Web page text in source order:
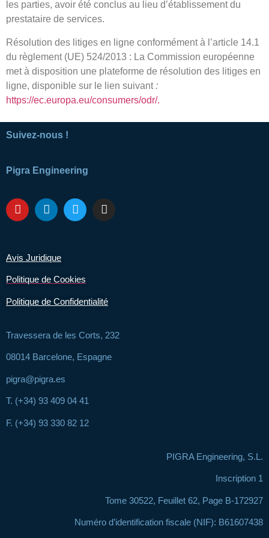
les parties, avoir été conclus au lieu d’établissement du
prestataire de services.
Résolution des litiges en ligne conformément à l’article 14.1
du règlement (UE) 524/2013 : La Commission européenne
met à disposition une plateforme de résolution des litiges en
ligne, disponible sur le lien suivant:
https://ec.europa.eu/consumers/odr/.
Suivez-nous !
Pigra Engineering
Avis Juridique
Politique de Cookies
Politique de Confidentialité
Travessera de les Corts, 232
08014 Barcelone, Espagne
pigra@pigra.es
T. (+34) 93 409 04 41
F. (+34) 93 330 82 12
PIGRA Engineering, S.L.
Inscription 1
Tome 30522, Feuillet 62, Page B-172927
Numéro d’identification fiscale (NIF): B61607438